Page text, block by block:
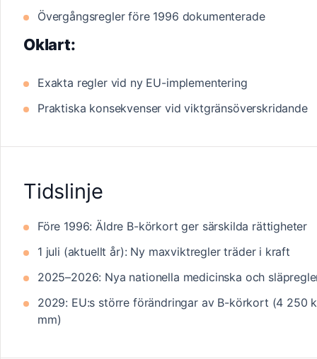
Övergångsregler före 1996 dokumenterade
Oklart:
Exakta regler vid ny EU-implementering
Praktiska konsekvenser vid viktgränsöverskridande
Tidslinje
Före 1996: Äldre B-körkort ger särskilda rättigheter
1 juli (aktuellt år): Ny maxviktregler träder i kraft
2025–2026: Nya nationella medicinska och
2029: EU:s större förändringar av B-körkort (4 250
mm)